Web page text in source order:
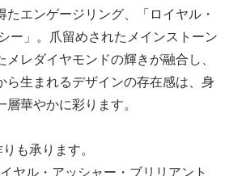
エンゲージリング、「ロイヤル・
ー」。爪留めされたメインストーン
レダイヤモンドの輝きが融合し、
ら生まれるデザインの存在感は、身
層華やかに彩ります。
も承ります。
ヤル・アッシャー・ブリリアント